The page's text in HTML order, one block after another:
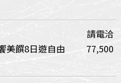
請電洽
美饌8日遊自由
77,500